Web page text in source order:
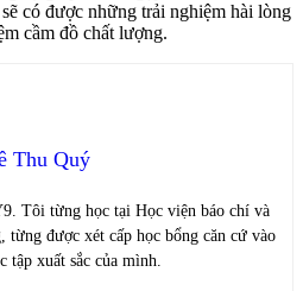
có được những trải nghiệm hài lòng
cầm đồ chất lượng.
Thu Quý
Tôi từng học tại Học viện báo chí và
từng được xét cấp học bổng căn cứ vào
tập xuất sắc của mình.